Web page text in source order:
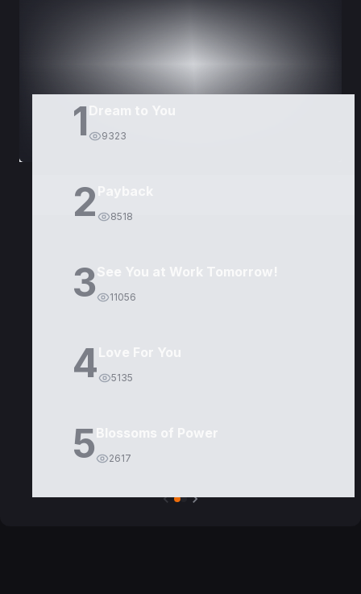
1 9323
2 8518
3 11056
4 5135
5 2617